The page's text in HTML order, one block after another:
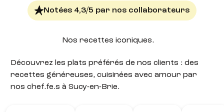
Notées 4,3/5 par nos collaborateurs
Nos recettes iconiques.
Découvrez les plats préférés de nos clients : des
recettes généreuses, cuisinées avec amour par
nos chef.fe.s à Sucy-en-Brie.